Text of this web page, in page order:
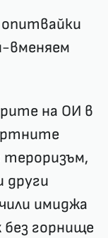
вменяем
на ОИ в
други
имиджа
горнище